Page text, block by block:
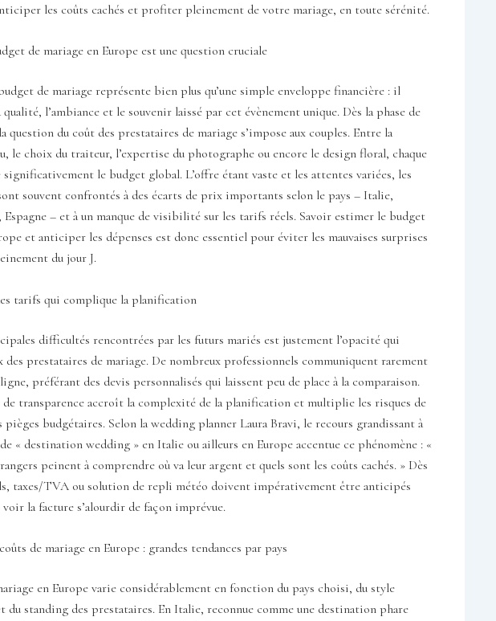
les coûts cachés et profiter pleinement de votre mariage, en toute sérénité.
de mariage en Europe est une question cruciale
de mariage représente bien plus qu’une simple enveloppe financière : il
l’ambiance et le souvenir laissé par cet évènement unique. Dès la phase de
question du coût des prestataires de mariage s’impose aux couples. Entre la
le choix du traiteur, l’expertise du photographe ou encore le design floral, chaque
le budget global. L’offre étant vaste et les attentes variées, les
souvent confrontés à des écarts de prix importants selon le pays – Italie,
Espagne – et à un manque de visibilité sur les tarifs réels. Savoir estimer le budget
et anticiper les dépenses est donc essentiel pour éviter les mauvaises surprises
du jour J.
tarifs qui complique la planification
difficultés rencontrées par les futurs mariés est justement l’opacité qui
prestataires de mariage. De nombreux professionnels communiquent rarement
préférant des devis personnalisés qui laissent peu de place à la comparaison.
de transparence accroît la complexité de la planification et multiplie les risques de
pièges budgétaires. Selon la wedding planner Laura Bravi, le recours grandissant à
« destination wedding » en Italie ou ailleurs en Europe accentue ce phénomène : «
peinent à comprendre où va leur argent et quels sont les coûts cachés. » Dès
taxes/TVA ou solution de repli météo doivent impérativement être anticipés
la facture s’alourdir de façon imprévue.
de mariage en Europe : grandes tendances par pays
en Europe varie considérablement en fonction du pays choisi, du style
du standing des prestataires. En Italie, reconnue comme une destination phare